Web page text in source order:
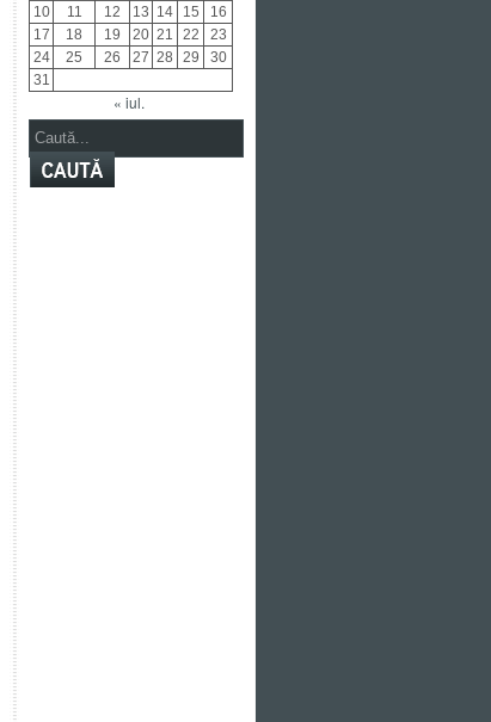
10
11 12 13 14 15
16
17
18 19 20 21 22
23
24
25 26 27 28 29
30
31
« iul.